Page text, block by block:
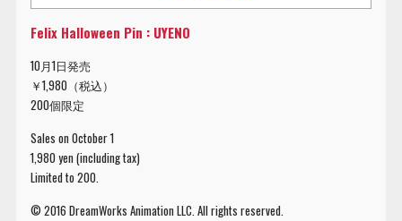
Felix Halloween Pin : UYENO
10月1日発売
￥1,980（税込）
200個限定
Sales on October 1
1,980 yen (including tax)
Limited to 200.
© 2016 DreamWorks Animation LLC. All rights reserved.